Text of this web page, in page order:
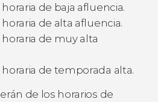
de baja afluencia.
de alta afluencia.
de muy alta
de temporada alta.
de los horarios de